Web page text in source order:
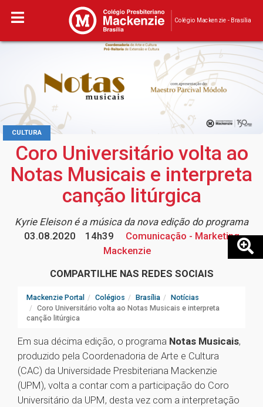
Colégio Mackenzie - Brasília
CULTURA
Coro Universitário volta ao
Notas Musicais e interpreta
canção litúrgica
Kyrie Eleison é a música da nova edição do programa
03.08.2020
14h39
Comunicação - Marketing
Mackenzie
COMPARTILHE NAS REDES SOCIAIS
Mackenzie Portal Colégios Brasília
Notícias
Coro Universitário volta ao Notas Musicais e interpreta
canção litúrgica
Em sua décima edição, o programa Notas Musicais,
produzido pela Coordenadoria de Arte e Cultura
(CAC) da Universidade Presbiteriana Mackenzie
(UPM), volta a contar com a participação do Coro
Universitário da UPM, desta vez com a interpretação